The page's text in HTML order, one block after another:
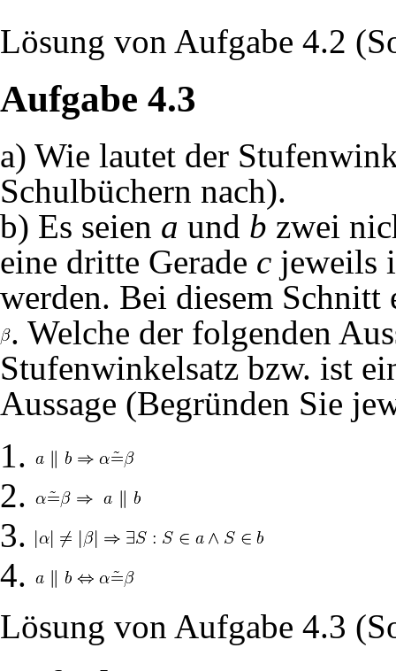
Lösung von Aufgabe 4.2
Aufgabe 4.3
a) Wie lautet der
Schulbüchern nach).
b) Es seien a und b zwei
eine dritte Gerade c jeweils
werden. Bei diesem
. Welche der folgenden
Stufenwinkelsatz bzw. ist
Aussage (Begründen Sie
Lösung von Aufgabe 4.3